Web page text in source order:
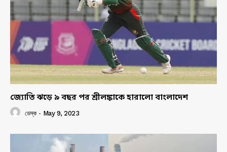
জ্যোতি ঝড়ে ৯ বছর পর শ্রীলঙ্কাকে হারালো বাংলাদেশ
ডেস্ক - May 9, 2023